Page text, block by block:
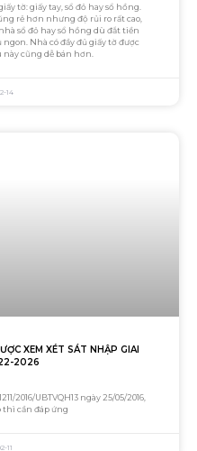
tờ: giấy tay, sổ đỏ hay sổ hồng.
rẻ hơn nhưng độ rủi ro rất cao,
sổ đỏ hay sổ hồng dù đắt tiền
Nhà có đầy đủ giấy tờ được
cũng dễ bán hơn.
14
XEM XÉT SÁT NHẬP GIAI
2026
2016/UBTVQH13 ngày 25/05/2016,
thì cần đáp ứng
11